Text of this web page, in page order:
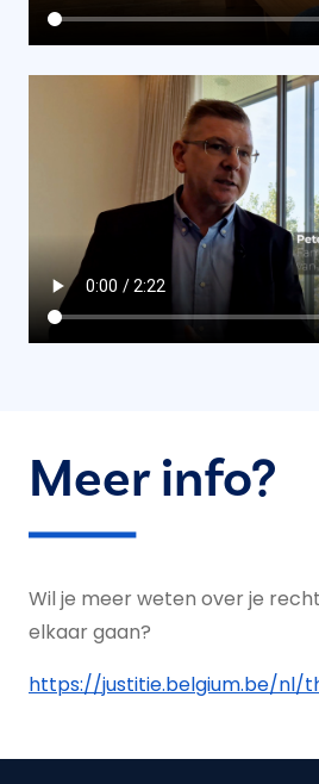
Meer info?
Wil je meer weten over je
elkaar gaan?
https://justitie.belgium.be/